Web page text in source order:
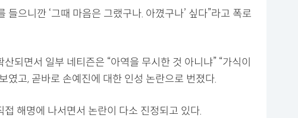
들으니깐 ‘그때 마음은 그랬구나. 아꼈구나’ 싶다”라고 폭로
되면서 일부 네티즌은 “아역을 무시한 것 아니냐” “가식이
였고, 곧바로 손예진에 대한 인성 논란으로 번졌다.
해명에 나서면서 논란이 다소 진정되고 있다.